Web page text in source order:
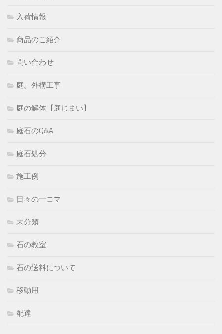
入荷情報
商品のご紹介
問い合わせ
庭。外構工事
庭の解体【庭じまい】
庭石のQ&A
庭石処分
施工例
日々の一コマ
未分類
石の教室
石の送料について
移動用
配達